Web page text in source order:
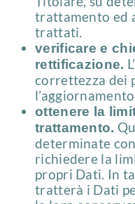
trattamento ed
trattati.
verificare e
rettificazione.
correttezza dei
ottenere la
trattamento.
determinate
richiedere la
propri Dati. In
tratterà i Dati